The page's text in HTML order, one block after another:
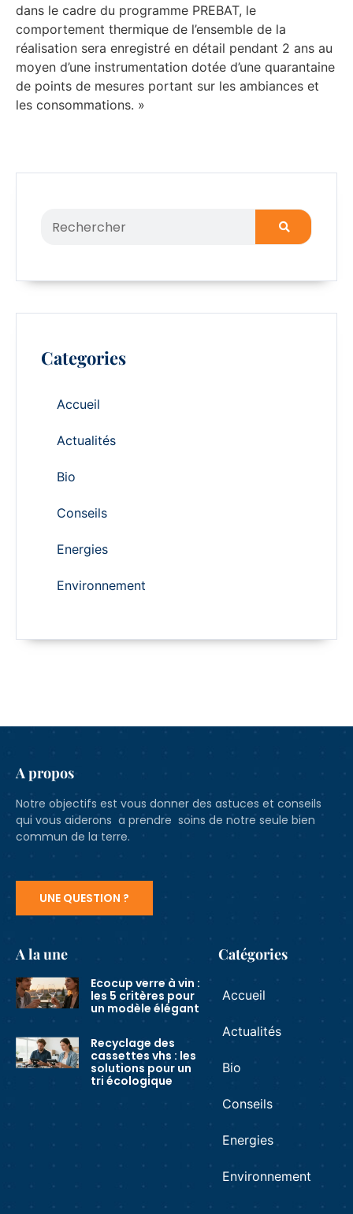
dans le cadre du programme PREBAT, le
comportement thermique de l’ensemble de la
réalisation sera enregistré en détail pendant 2 ans au
moyen d’une instrumentation dotée d’une quarantaine
de points de mesures portant sur les ambiances et
les consommations. »
Categories
Accueil
Actualités
Bio
Conseils
Energies
Environnement
A propos
Notre objectifs est vous donner des astuces et conseils
qui vous aiderons a prendre soins de notre seule bien
commun de la terre.
UNE QUESTION ?
A la une
Ecocup verre à vin :
les 5 critères pour
un modèle élégant
Recyclage des
cassettes vhs : les
solutions pour un
tri écologique
Catégories
Accueil
Actualités
Bio
Conseils
Energies
Environnement